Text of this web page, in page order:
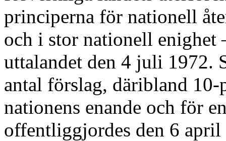
principerna för nationell
och i stor nationell enighet
uttalandet den 4 juli 1972.
antal förslag, däribland
nationens enande och för
offentliggjordes den 6 april